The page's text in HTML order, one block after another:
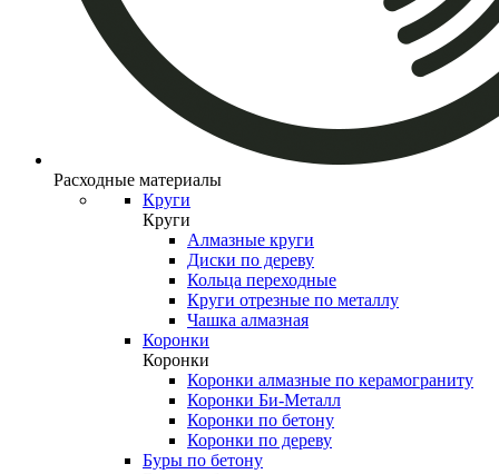
Расходные материалы
Круги
Круги
Алмазные круги
Диски по дереву
Кольца переходные
Круги отрезные по металлу
Чашка алмазная
Коронки
Коронки
Коронки алмазные по керамограниту
Коронки Би-Металл
Коронки по бетону
Коронки по дереву
Буры по бетону